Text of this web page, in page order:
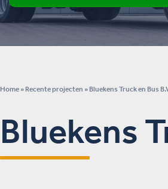
Home » Recente projecten » Bluekens Truck en Bus
Bluekens